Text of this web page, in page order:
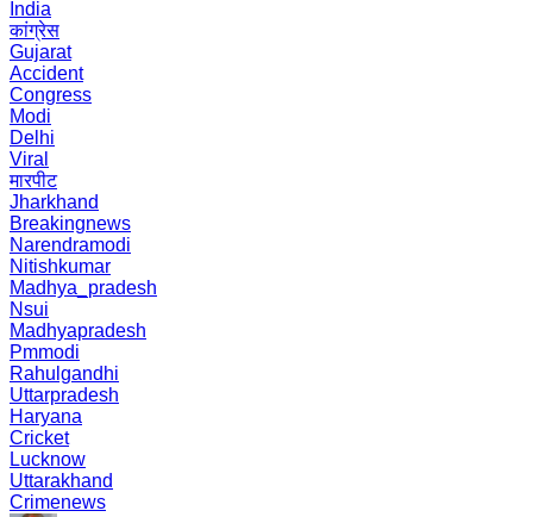
India
कांग्रेस
Gujarat
Accident
Congress
Modi
Delhi
Viral
मारपीट
Jharkhand
Breakingnews
Narendramodi
Nitishkumar
Madhya_pradesh
Nsui
Madhyapradesh
Pmmodi
Rahulgandhi
Uttarpradesh
Haryana
Cricket
Lucknow
Uttarakhand
Crimenews